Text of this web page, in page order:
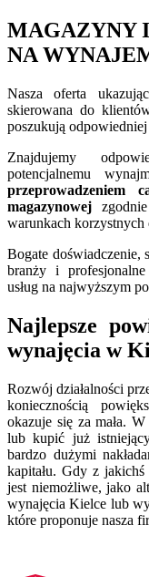
MAGAZYNY
NA
Nasza oferta
skierowana do
poszukują
Znajdujemy
potencjalnemu
przeprowadzeniem
magazynowej
warunkach korzystnych
Bogate doświadczenie,
branży i
usług na najwyższym
Najlepsze
wynajęcia w
Rozwój działalności
koniecznością
okazuje się za mała.
lub kupić już
bardzo dużymi
kapitału. Gdy z
jest niemożliwe, jako
wynajęcia Kielce lub
które proponuje nasza